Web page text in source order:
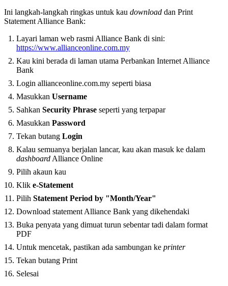
Ini langkah-langkah ringkas untuk kau download dan Print
Statement Alliance Bank:
Layari laman web rasmi Alliance Bank di sini:
https://www.allianceonline.com.my
Kau kini berada di laman utama Perbankan Internet Alliance
Bank
Login allianceonline.com.my seperti biasa
Masukkan Username
Sahkan Security Phrase seperti yang terpapar
Masukkan Password
Tekan butang Login
Kalau semuanya berjalan lancar, kau akan masuk ke dalam
dashboard Alliance Online
Pilih akaun kau
Klik e-Statement
Pilih Statement Period by "Month/Year"
Download statement Alliance Bank yang dikehendaki
Buka penyata yang dimuat turun sebentar tadi dalam format
PDF
Untuk mencetak, pastikan ada sambungan ke printer
Tekan butang Print
Selesai